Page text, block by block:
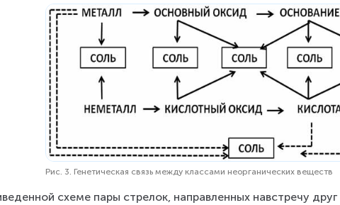
Рис. 3. Генетическая связь между классами неорганических веществ
схеме пары стрелок, направленных навстречу